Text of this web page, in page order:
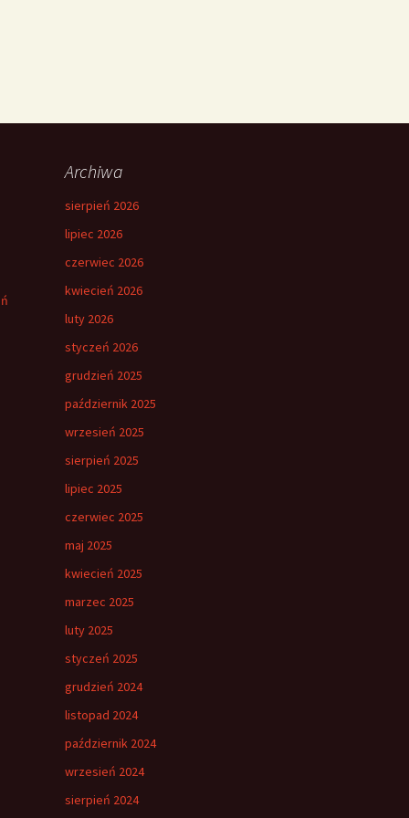
Archiwa
sierpień 2026
lipiec 2026
czerwiec 2026
kwiecień 2026
luty 2026
styczeń 2026
grudzień 2025
październik 2025
wrzesień 2025
sierpień 2025
lipiec 2025
czerwiec 2025
maj 2025
kwiecień 2025
marzec 2025
luty 2025
styczeń 2025
grudzień 2024
listopad 2024
październik 2024
wrzesień 2024
sierpień 2024